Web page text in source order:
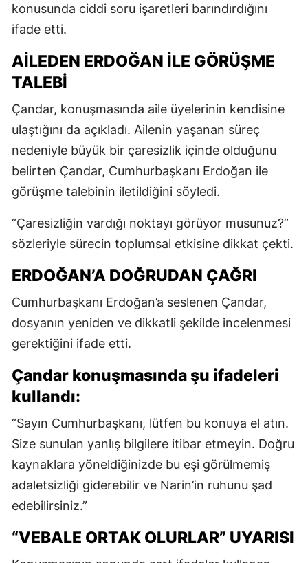
konusunda ciddi soru işaretleri barındırdığını
ifade etti.
AİLEDEN ERDOĞAN İLE GÖRÜŞME
TALEBİ
Çandar, konuşmasında aile üyelerinin kendisine
ulaştığını da açıkladı. Ailenin yaşanan süreç
nedeniyle büyük bir çaresizlik içinde olduğunu
belirten Çandar, Cumhurbaşkanı Erdoğan ile
görüşme talebinin iletildiğini söyledi.
“Çaresizliğin vardığı noktayı görüyor musunuz?”
sözleriyle sürecin toplumsal etkisine dikkat çekti.
ERDOĞAN’A DOĞRUDAN ÇAĞRI
Cumhurbaşkanı Erdoğan’a seslenen Çandar,
dosyanın yeniden ve dikkatli şekilde incelenmesi
gerektiğini ifade etti.
Çandar konuşmasında şu ifadeleri
kullandı:
“Sayın Cumhurbaşkanı, lütfen bu konuya el atın.
Size sunulan yanlış bilgilere itibar etmeyin. Doğru
kaynaklara yöneldiğinizde bu eşi görülmemiş
adaletsizliği giderebilir ve Narin’in ruhunu şad
edebilirsiniz.”
“VEBALE ORTAK OLURLAR” UYARISI